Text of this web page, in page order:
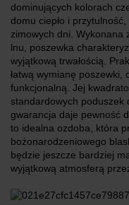
dominujących kolorach
domu ciepło i
zimowych dni. Wykonana
lnu, poszewka
wyjątkową trwałością.
łatwą wymianę poszewki,
funkcjonalną. Jej
standardowych poduszek
gwarancja daje pewność
to idealna ozdoba, która
bożonarodzeniowego
będzie jeszcze bardziej
wyjątkową atmosferą